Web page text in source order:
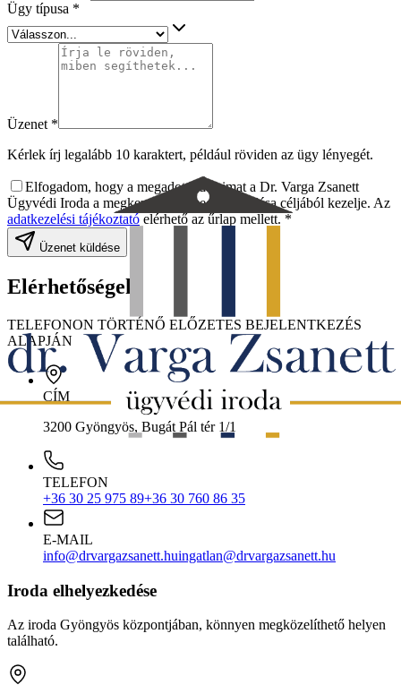
Ügy típusa *
Üzenet *
Kérlek írj legalább 10 karaktert, például röviden az ügy lényegét.
Elfogadom, hogy a megadott adataimat a Dr. Varga Zsanett
Ügyvédi Iroda a megkeresésem megválaszolása céljából kezelje. Az
adatkezelési tájékoztató elérhető az űrlap mellett. *
Üzenet küldése
Elérhetőségek
TELEFONON TÖRTÉNŐ ELŐZETES BEJELENTKEZÉS
ALAPJÁN
CÍM
3200 Gyöngyös, Bugát Pál tér 1/1
TELEFON
+36 30 25 975 89+36 30 760 86 35
E-MAIL
info@drvargazsanett.huingatlan@drvargazsanett.hu
Iroda elhelyezkedése
Az iroda Gyöngyös központjában, könnyen megközelíthető helyen
található.